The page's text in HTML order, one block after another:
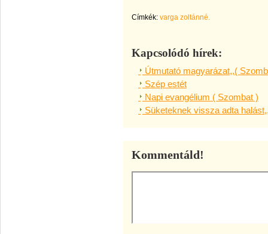
Címkék: varga zoltánné.
Kapcsolódó hírek:
Útmutató magyarázat,,(
Szép estét
Napi evangélium ( Szombat )
Süketeknek vissza adta
Kommentáld!